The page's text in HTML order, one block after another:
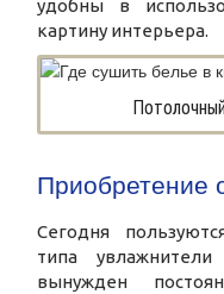
удобны в
картину интерьера.
Приобретение
Сегодня
типа
вынужден